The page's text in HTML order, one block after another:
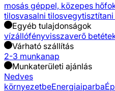
mosás géppel, közepes
tilosvasalni tilosvegytisztítani
Egyéb tulajdonságok
vízállófényvisszaverő
Várható szállítás
2-3 munkanap
Munkaterületi ajánlás
Nedves
környezetbeEnergiaiparba